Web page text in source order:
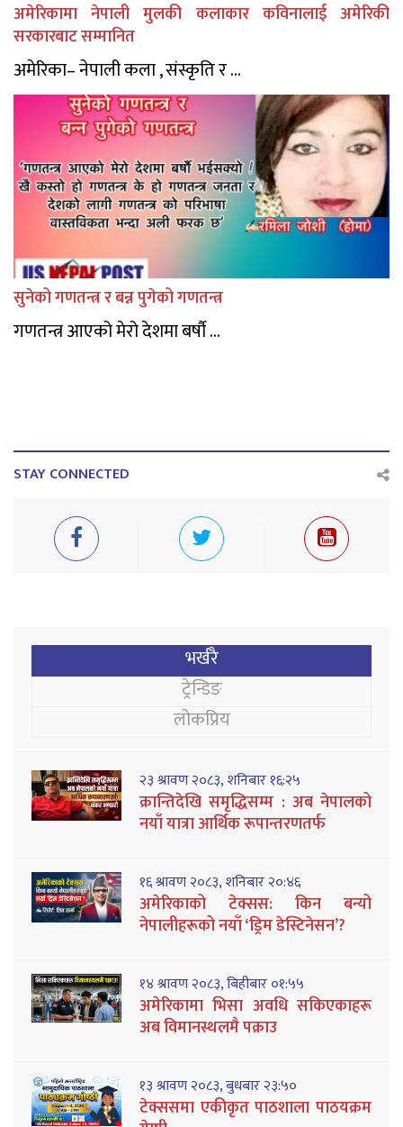
अमेरिकामा नेपाली मुलकी कलाकार कविनालाई अमेरिकी
सरकारबाट सम्मानित
अमेरिका– नेपाली कला , संस्कृति र ...
सुनेको गणतन्त्र र बन्न पुगेको गणतन्त्र
गणतन्त्र आएको मेरो देशमा बर्षौ ...
STAY CONNECTED
भर्खरै
ट्रेन्डिङ
लोकप्रिय
२३ श्रावण २०८३, शनिबार १६:२५
क्रान्तिदेखि समृद्धिसम्म : अब नेपालको
नयाँ यात्रा आर्थिक रूपान्तरणतर्फ
१६ श्रावण २०८३, शनिबार २०:४६
अमेरिकाको टेक्सस: किन बन्यो
नेपालीहरूको नयाँ ‘ड्रिम डेस्टिनेसन’?
१४ श्रावण २०८३, बिहीबार ०१:५५
अमेरिकामा भिसा अवधि सकिएकाहरू
अब विमानस्थलमै पक्राउ
१३ श्रावण २०८३, बुधबार २३:५०
टेक्ससमा एकीकृत पाठशाला पाठयक्रम